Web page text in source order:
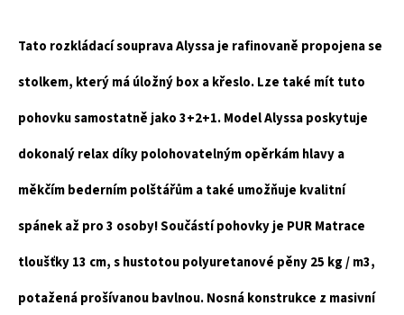
Tato rozkládací souprava Alyssa je rafinovaně propojena se
stolkem, který má úložný box a křeslo. Lze také mít tuto
pohovku samostatně jako 3+2+1. Model Alyssa poskytuje
dokonalý relax díky polohovatelným opěrkám hlavy a
měkčím bederním polštářům a také umožňuje kvalitní
spánek až pro 3 osoby! Součástí pohovky je PUR Matrace
tloušťky 13 cm, s hustotou polyuretanové pěny 25 kg / m3,
potažená prošívanou bavlnou. Nosná konstrukce z masivní